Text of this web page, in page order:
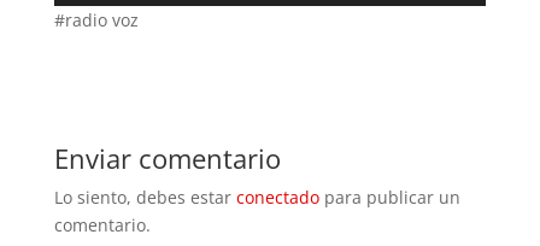
audio
#radio voz
Enviar comentario
Lo siento, debes estar conectadopara publicar un
comentario.